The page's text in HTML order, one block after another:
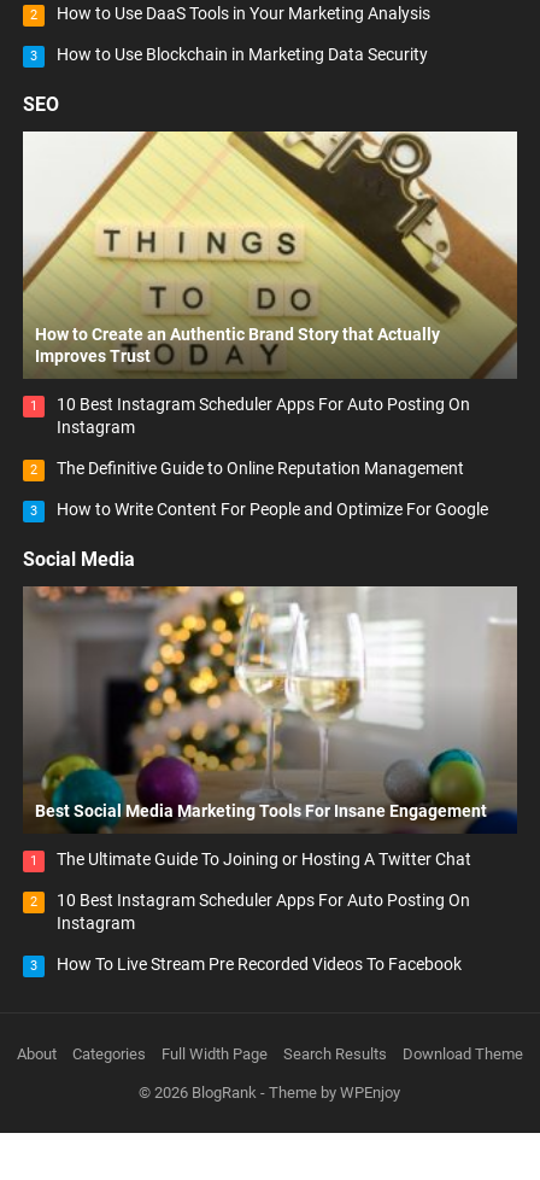
2 How to Use DaaS Tools in Your Marketing Analysis
3 How to Use Blockchain in Marketing Data Security
SEO
How to Create an Authentic Brand Story that Actually
Improves Trust
1
10 Best Instagram Scheduler Apps For Auto Posting On
Instagram
2 The Definitive Guide to Online Reputation Management
3 How to Write Content For People and Optimize For Google
Social Media
Best Social Media Marketing Tools For Insane Engagement
1 The Ultimate Guide To Joining or Hosting A Twitter Chat
2
10 Best Instagram Scheduler Apps For Auto Posting On
Instagram
3 How To Live Stream Pre Recorded Videos To Facebook
About Categories Full Width Page Search Results Download Theme
© 2026 BlogRank - Theme byWPEnjoy